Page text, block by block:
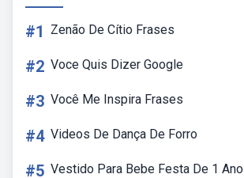
#1 Zenão De Cítio Frases
#2 Voce Quis Dizer Google
#3 Você Me Inspira Frases
#4 Videos De Dança De Forro
#5 Vestido Para Bebe Festa De 1 Ano